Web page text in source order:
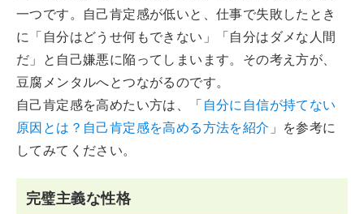
一つです。自己肯定感が低いと、仕事で失敗したとき
に「自分はどうせ何もできない」「自分はダメな人間
だ」と自己嫌悪に陥ってしまいます。その考え方が、
豆腐メンタルへとつながるのです。
自己肯定感を高めたい方は、「 自分に自信が持てない
原因とは？自己肯定感を高める方法を紹介 」を参考に
してみてください。
完璧主義な性格